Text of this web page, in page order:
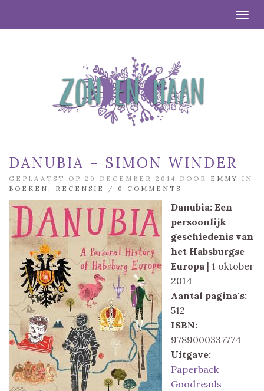
DANUBIA – SIMON WINDER
GEPLAATST OP 20 DECEMBER 2014 DOOR EMMY
IN
BOEKEN
RECENSIE / 0 COMMENTS
Danubia: Een
persoonlijk
geschiedenis van
het Habsburgse
Europa | 1 oktober
2014
Aantal pagina's:
512
ISBN:
9789000337774
Uitgave:
Paperback
Goodreads